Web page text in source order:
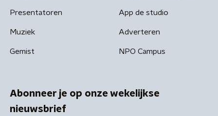
Presentatoren
Muziek
Gemist
App de studio
Adverteren
NPO Campus
Abonneer je op onze wekelijkse
nieuwsbrief